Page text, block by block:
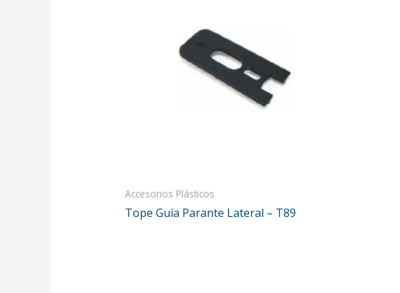
Accesorios Plásticos
Tope Guía Parante Lateral – T89